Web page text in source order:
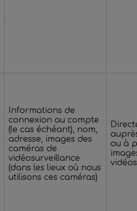
Informations de
connexion au compte
(le cas échéant), nom,
adresse, images des
caméras de
vidéosurveillance
(dans les lieux où nous
utilisons ces caméras)
ou à